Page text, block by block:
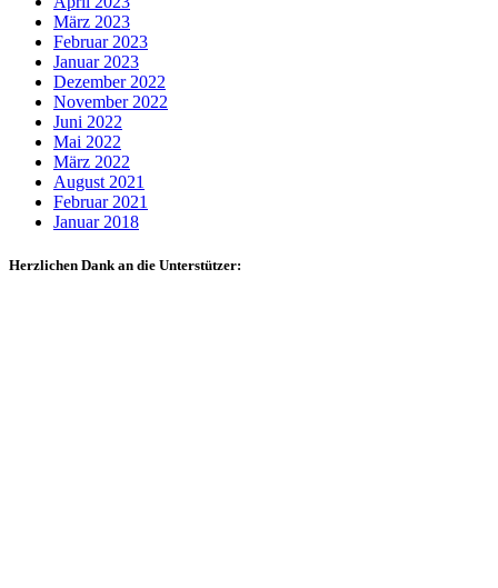
März 2023
Februar 2023
Januar 2023
Dezember 2022
November 2022
Juni 2022
Mai 2022
März 2022
August 2021
Februar 2021
Januar 2018
Herzlichen Dank an die Unterstützer: